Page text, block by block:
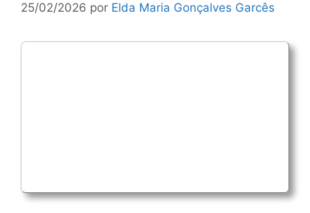
25/02/2026 por Elda Maria Gonçalves Garcês